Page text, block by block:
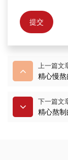
提交
上一篇文
精心慢
下一篇文
精心熬